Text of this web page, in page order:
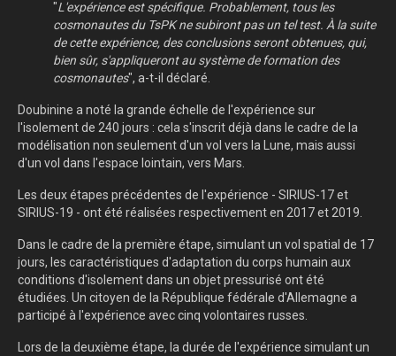
"L'expérience est spécifique. Probablement, tous les
cosmonautes du TsPK ne subiront pas un tel test. À la suite
de cette expérience, des conclusions seront obtenues, qui,
bien sûr, s'appliqueront au système de formation des
cosmonautes", a-t-il déclaré.
Doubinine a noté la grande échelle de l'expérience sur
l'isolement de 240 jours : cela s'inscrit déjà dans le cadre de la
modélisation non seulement d'un vol vers la Lune, mais aussi
d'un vol dans l'espace lointain, vers Mars.
Les deux étapes précédentes de l'expérience - SIRIUS-17 et
SIRIUS-19 - ont été réalisées respectivement en 2017 et 2019.
Dans le cadre de la première étape, simulant un vol spatial de 17
jours, les caractéristiques d'adaptation du corps humain aux
conditions d'isolement dans un objet pressurisé ont été
étudiées. Un citoyen de la République fédérale d'Allemagne a
participé à l'expérience avec cinq volontaires russes.
Lors de la deuxième étape, la durée de l'expérience simulant un